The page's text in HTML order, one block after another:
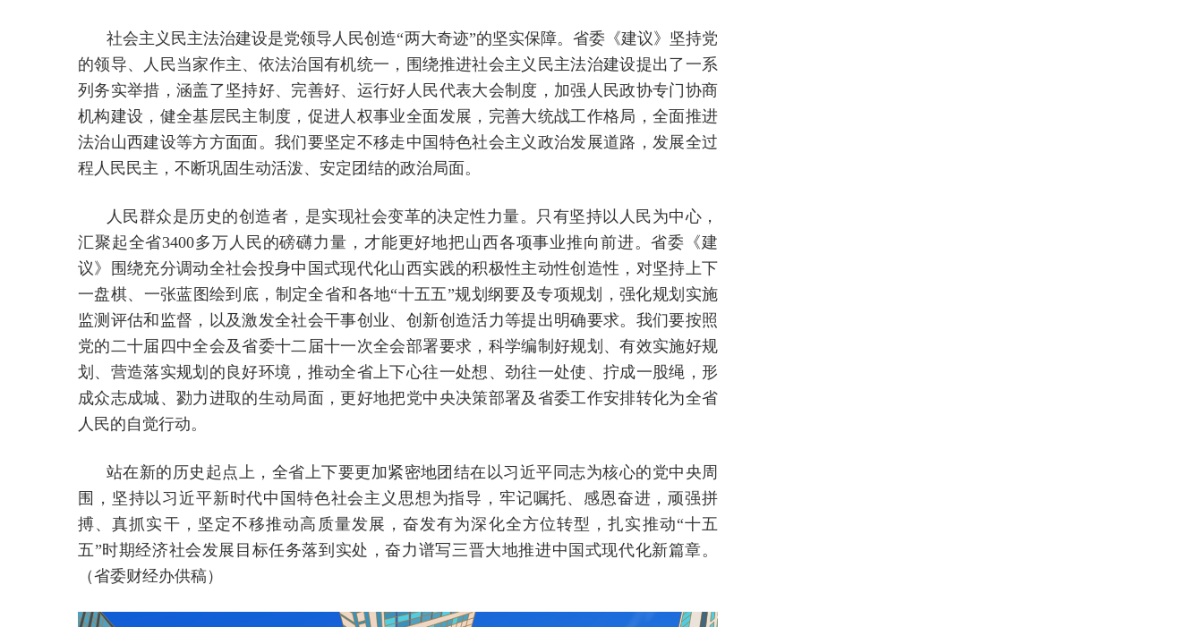
社会主义民主法治建设是党领导人民创造“两大奇迹”的坚实保障。省委《建议》坚持党
的领导、人民当家作主、依法治国有机统一，围绕推进社会主义民主法治建设提出了一系
列务实举措，涵盖了坚持好、完善好、运行好人民代表大会制度，加强人民政协专门协商
机构建设，健全基层民主制度，促进人权事业全面发展，完善大统战工作格局，全面推进
法治山西建设等方方面面。我们要坚定不移走中国特色社会主义政治发展道路，发展全过
程人民民主，不断巩固生动活泼、安定团结的政治局面。
人民群众是历史的创造者，是实现社会变革的决定性力量。只有坚持以人民为中心，
汇聚起全省3400多万人民的磅礴力量，才能更好地把山西各项事业推向前进。省委《建
议》围绕充分调动全社会投身中国式现代化山西实践的积极性主动性创造性，对坚持上下
一盘棋、一张蓝图绘到底，制定全省和各地“十五五”规划纲要及专项规划，强化规划实施
监测评估和监督，以及激发全社会干事创业、创新创造活力等提出明确要求。我们要按照
党的二十届四中全会及省委十二届十一次全会部署要求，科学编制好规划、有效实施好规
划、营造落实规划的良好环境，推动全省上下心往一处想、劲往一处使、拧成一股绳，形
成众志成城、勠力进取的生动局面，更好地把党中央决策部署及省委工作安排转化为全省
人民的自觉行动。
站在新的历史起点上，全省上下要更加紧密地团结在以习近平同志为核心的党中央周
围，坚持以习近平新时代中国特色社会主义思想为指导，牢记嘱托、感恩奋进，顽强拼
搏、真抓实干，坚定不移推动高质量发展，奋发有为深化全方位转型，扎实推动“十五
五”时期经济社会发展目标任务落到实处，奋力谱写三晋大地推进中国式现代化新篇章。
（省委财经办供稿）